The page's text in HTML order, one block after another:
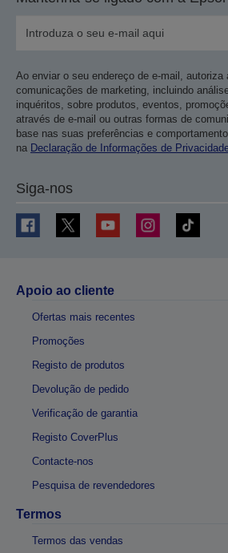
Ao enviar o seu endereço de e-mail, autoriza
comunicações de marketing, incluindo
inquéritos, sobre produtos, eventos,
através de e-mail ou outras formas de
base nas suas preferências e
na Declaração de Informações de
Siga-nos
Apoio ao cliente
Ofertas mais recentes
Promoções
Registo de produtos
Devolução de pedido
Verificação de garantia
Registo CoverPlus
Contacte-nos
Pesquisa de revendedores
Termos
Termos das vendas